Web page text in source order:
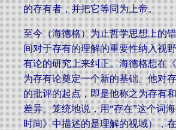
的存有者，并把它等同为上帝。
至今（海德格）为止哲学思想上的
间对于存有的理解的重要性纳入视
有论的研究上来纠正。海德格想在
为存有论奠定一个新的基础。他对
的批评的起点，即是他称之为存有
差异。笼统地说，用“存在”这个词
时间》中描述的是理解的视域），